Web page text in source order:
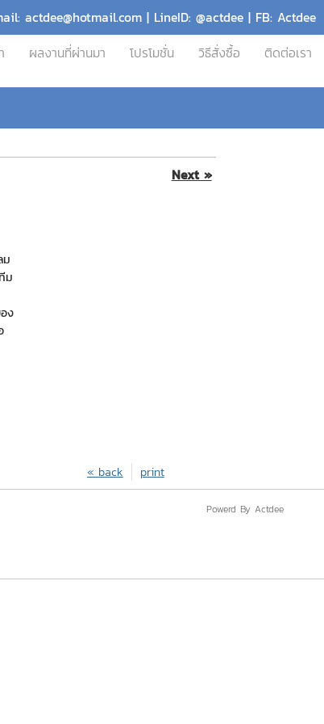
actdee@hotmail.com | LineID: @actdee | FB: Actdee
ผลงานที่ผ่านมา โปรโมชั่น วิธีสั่งซื้อ ติดต่อเรา
Next »
ม
ม
ง
print
« back
Powerd By Actdee